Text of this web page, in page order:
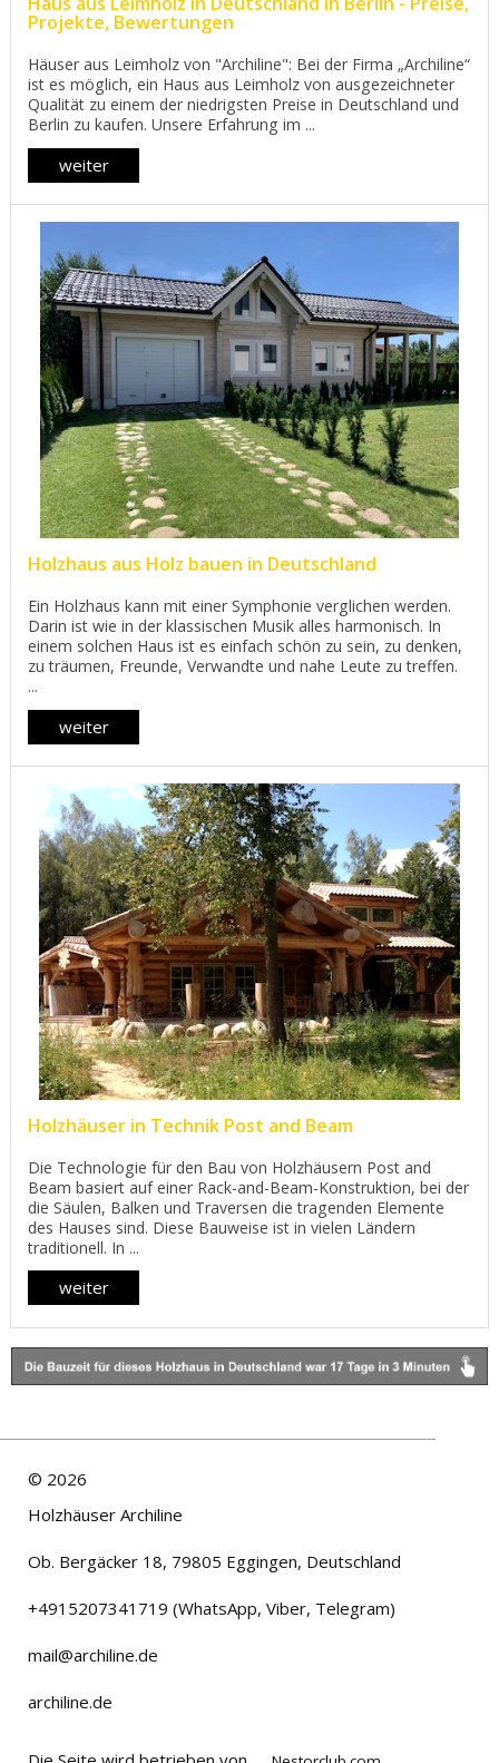
Projekte, Bewertungen
Häuser aus Leimholz von "Archiline": Bei der Firma „Archiline“
ist es möglich, ein Haus aus Leimholz von ausgezeichneter
Qualität zu einem der niedrigsten Preise in Deutschland und
Berlin zu kaufen. Unsere Erfahrung im ...
weiter
Holzhaus aus Holz bauen in Deutschland
Ein Holzhaus kann mit einer Symphonie verglichen werden.
Darin ist wie in der klassischen Musik alles harmonisch. In
einem solchen Haus ist es einfach schön zu sein, zu denken,
zu träumen, Freunde, Verwandte und nahe Leute zu treffen.
...
weiter
Holzhäuser in Technik Post and Beam
Die Technologie für den Bau von Holzhäusern Post and
Beam basiert auf einer Rack-and-Beam-Konstruktion, bei der
die Säulen, Balken und Traversen die tragenden Elemente
des Hauses sind. Diese Bauweise ist in vielen Ländern
traditionell. In ...
weiter
© 2026
Holzhäuser Archiline
Ob. Bergäcker 18, 79805 Eggingen, Deutschland
+4915207341719 (WhatsApp, Viber, Telegram)
mail@archiline.de
archiline.de